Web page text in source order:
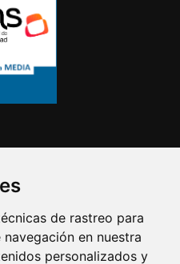
de rastreo para
en nuestra
personalizados y